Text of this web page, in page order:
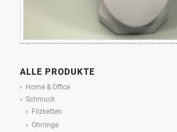
ALLE PRODUKTE
Home & Office
Schmuck
Filzketten
Ohrringe